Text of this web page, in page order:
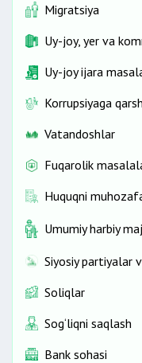
Migratsiya
Uy-joy, yer va
Uy-joy ijara
Korrupsiyaga
Vatandoshlar
Fuqarolik
Huquqni
Umumiy harbiy
Siyosiy partiyalar
Soliqlar
Sog‘liqni saqlash
Bank sohasi